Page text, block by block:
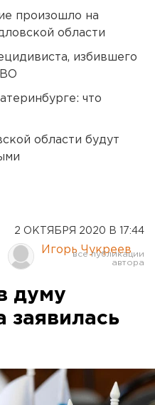
произошло на
области
избившего
что
области будут
2 ОКТЯБРЯ 2020 В 17:44
Игорь Чукреев
думу
заявилась